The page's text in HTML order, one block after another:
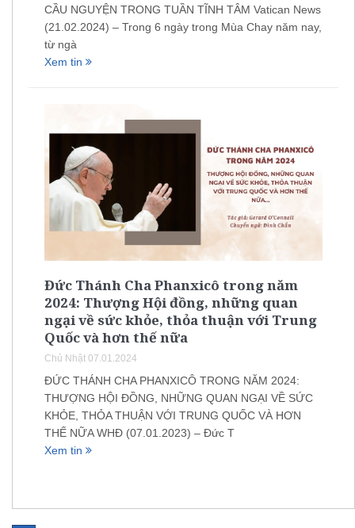
CẦU NGUYỆN TRONG TUẦN TĨNH TÂM Vatican News
(21.02.2024) – Trong 6 ngày trong Mùa Chay năm nay,
từ ngà
Xem tin
Đức Thánh Cha Phanxicô trong năm
2024: Thượng Hội đồng, những quan
ngại về sức khỏe, thỏa thuận với Trung
Quốc và hơn thế nữa
Chủ Nhật 07.01.2024
ĐỨC THÁNH CHA PHANXICÔ TRONG NĂM 2024:
THƯỢNG HỘI ĐỒNG, NHỮNG QUAN NGẠI VỀ SỨC
KHỎE, THỎA THUẬN VỚI TRUNG QUỐC VÀ HƠN
THẾ NỮA WHĐ (07.01.2023) – Đức T
Xem tin